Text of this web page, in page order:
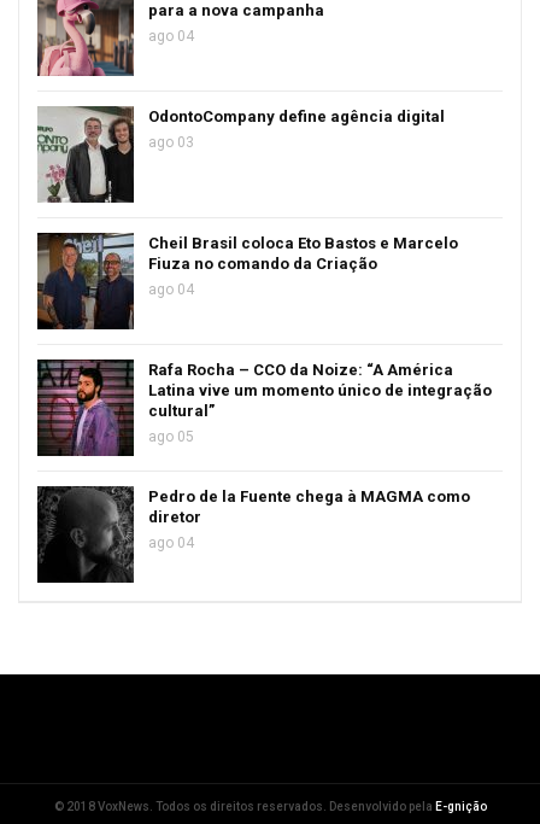
para a nova campanha
ago 04
OdontoCompany define agência digital
ago 03
Cheil Brasil coloca Eto Bastos e Marcelo
Fiuza no comando da Criação
ago 04
Rafa Rocha – CCO da Noize: “A América
Latina vive um momento único de integração
cultural”
ago 05
Pedro de la Fuente chega à MAGMA como
diretor
ago 04
© 2018 VoxNews. Todos os direitos reservados. Desenvolvido pela E-gnição